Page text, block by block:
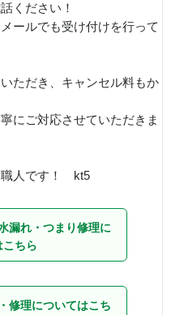
ください！
ールでも受け付けを行って
ただき、キャンセル料もか
にご対応させていただきま
職人です！ kt5
漏れ・つまり修理に
こちら
修理についてはこち